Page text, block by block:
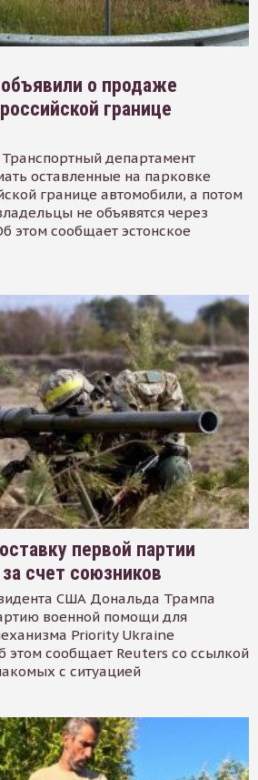
о продаже
границе
департамент
оставленные на парковке
границе автомобили, а потом
не объявятся через
этом сообщает эстонское
первой партии
счет союзников
США Дональда Трампа
военной помощи для
Priority Ukraine
этом сообщает Reuters со ссылкой
с ситуацией